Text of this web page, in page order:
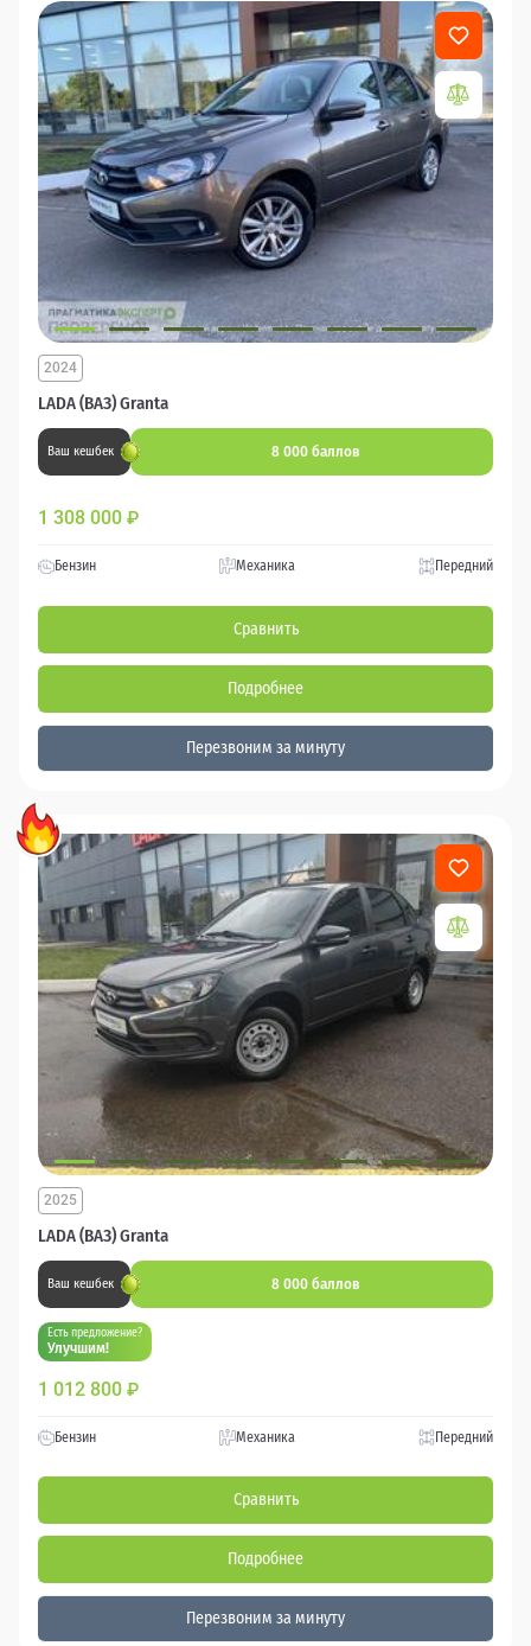
LADA (ВАЗ) Granta
2024
Ваш кешбек 8 000 баллов
1 308 000 ₽
Бензин Механика Передний
Сравнить
Подробнее
Перезвоним за минуту
LADA (ВАЗ) Granta
2025
Ваш кешбек 8 000 баллов
Есть предложение?
Улучшим!
1 012 800 ₽
Бензин Механика Передний
Сравнить
Подробнее
Перезвоним за минуту